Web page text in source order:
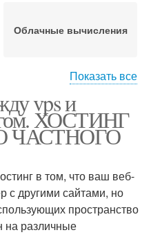
Облачные вычисления
Показать все
vps и
ХОСТИНГ
ЧАСТНОГО
в том, что ваш веб-
с другими сайтами, но
пространство
на различные